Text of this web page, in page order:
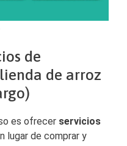
de
de arroz
es ofrecer servicios
lugar de comprar y